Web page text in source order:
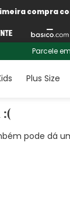
compra
Parcele
Plus Size
:(
pode dá